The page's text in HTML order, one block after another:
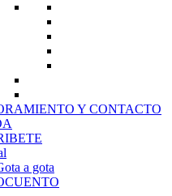
Y CONTACTO
a gota